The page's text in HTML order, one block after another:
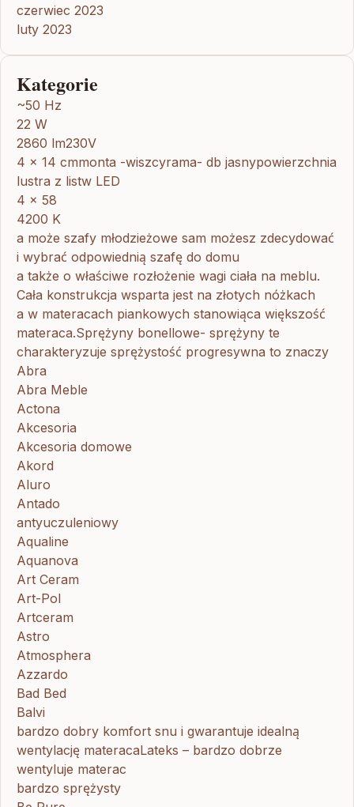
czerwiec 2023
luty 2023
Kategorie
~50 Hz
22 W
2860 lm230V
4 x 14 cmmonta -wiszcyrama- db jasnypowierzchnia
lustra z listw LED
4 x 58
4200 K
a może szafy młodzieżowe sam możesz zdecydować
i wybrać odpowiednią szafę do domu
a także o właściwe rozłożenie wagi ciała na meblu.
Cała konstrukcja wsparta jest na złotych nóżkach
a w materacach piankowych stanowiąca większość
materaca.Sprężyny bonellowe- sprężyny te
charakteryzuje sprężystość progresywna to znaczy
Abra
Abra Meble
Actona
Akcesoria
Akcesoria domowe
Akord
Aluro
Antado
antyuczuleniowy
Aqualine
Aquanova
Art Ceram
Art-Pol
Artceram
Astro
Atmosphera
Azzardo
Bad Bed
Balvi
bardzo dobry komfort snu i gwarantuje idealną
wentylację materacaLateks – bardzo dobrze
wentyluje materac
bardzo sprężysty